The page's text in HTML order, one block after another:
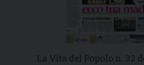
La Vita del Popolo n. 32